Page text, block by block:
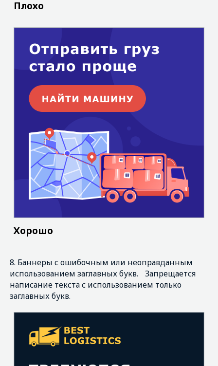
8. Баннеры с ошибочным или неоправданным
использованием заглавных букв. Запрещается
написание текста с использованием только
заглавных букв.
Хорошо